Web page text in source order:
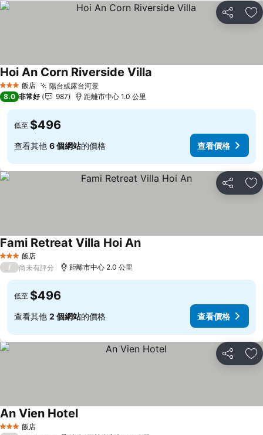
分享 加
3 星級 飯店 陽台或露台河景
Hoi An Corn Riverside Villa
8.0 非常好 987 距離市中心 1.0 公里
低至 $496
查看其他 6 個網站的價格 查看價格
分享 加
3 星級 飯店
Fami Retreat Villa Hoi An
/ 尚未有評分 距離市中心 2.0 公里
低至 $496
查看其他 2 個網站的價格 查看價格
分享 加
3 星級 飯店
An Vien Hotel